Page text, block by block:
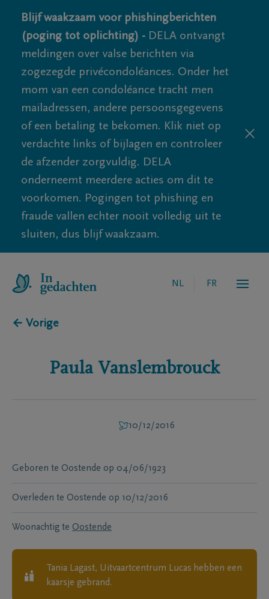
Blijf waakzaam voor phishingberichten
(poging tot oplichting) - DELA ontvangt
meldingen over valse berichten via
zogezegde privécondoléances. Onder het
mom van een condoléance tracht men
mailadressen, andere persoonsgegevens
of een betaling te bekomen. Klik niet op
verdachte links of bijlagen en controleer
de afzender zorgvuldig. DELA
onderneemt meerdere acties om dit te
voorkomen. Pogingen tot phishing en
fraude vallen echter nooit volledig uit te
sluiten, dus blijf waakzaam.
NL FR
← Vorige
Paula Vanslembrouck
10/12/2016
Geboren te Oostende op 04/06/1923
Overleden te Oostende op 10/12/2016
Woonachtig te Oostende
Tania Lagast, Uitvaartcentrum Lucas hebben een
kaarsje gebrand.